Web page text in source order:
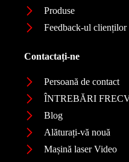
Produse
Feedback-ul clienților
Contactați-ne
Persoană de contact
ÎNTREBĂRI
Blog
Alăturați-vă nouă
Mașină laser Video